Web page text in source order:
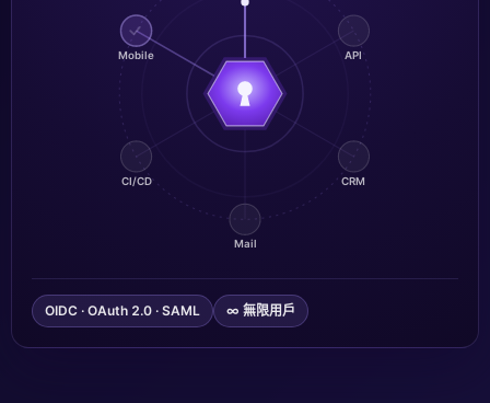
Docker
Elasticsearch
GitLab
Grafana
API
CRM
Mail
CI/CD
Mobile
OIDC · OAuth 2.0 · SAML ∞ 無限用戶